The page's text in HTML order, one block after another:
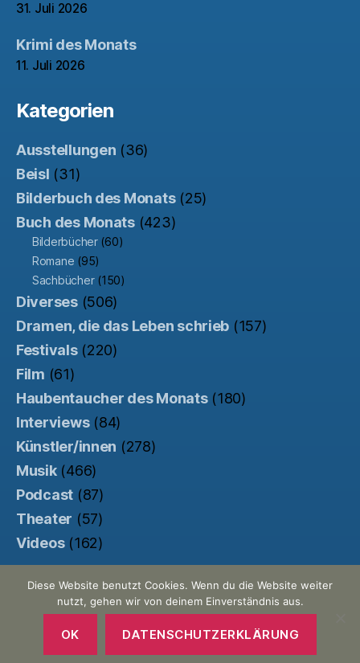
31. Juli 2026
Krimi des Monats
11. Juli 2026
Kategorien
Ausstellungen (36)
Beisl (31)
Bilderbuch des Monats(25)
Buch des Monats(423)
Bilderbücher(60)
Romane (95)
Sachbücher(150)
Diverses(506)
Dramen, die das Leben schrieb (157)
Festivals(220)
Film (61)
Haubentaucher des Monats(180)
Interviews(84)
Künstler/innen (278)
Musik(466)
Podcast (87)
Theater (57)
Videos(162)
© 2026Der Haubentaucher
Made with ♥ by Pretty Commercial/
Unterstützt von der
Kinowebsite Uncut
Nach oben
Diese Website benutzt Cookies. Wenn du die Website weiter
nutzt, gehen wir von deinem Einverständnis aus.
OK DATENSCHUTZERKLÄRUNG